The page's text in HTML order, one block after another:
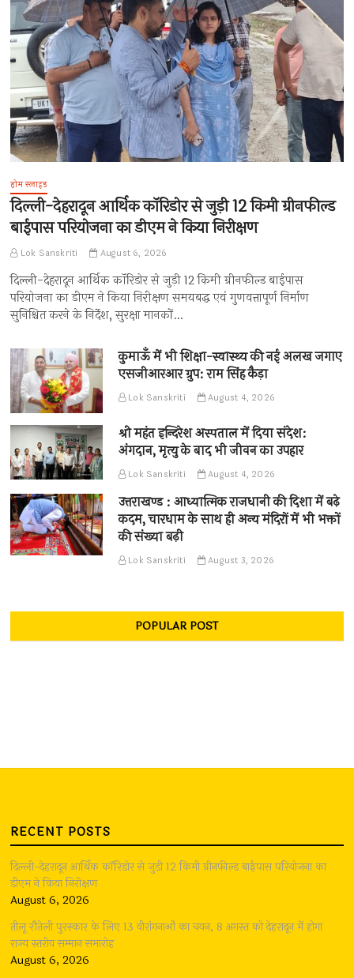
होम स्लाइड
दिल्ली-देहरादून आर्थिक कॉरिडोर से जुड़ी 12 किमी ग्रीनफील्ड
बाईपास परियोजना का डीएम ने किया निरीक्षण
Lok Sanskriti August 6, 2026
दिल्ली-देहरादून आर्थिक कॉरिडोर से जुड़ी 12 किमी ग्रीनफील्ड बाईपास
परियोजना का डीएम ने किया निरीक्षण समयबद्ध एवं गुणवत्तापूर्ण निर्माण
सुनिश्चित करने के निर्देश, सुरक्षा मानकों…
कुमाऊँ में भी शिक्षा-स्वास्थ्य की नई अलख जगाए
एसजीआरआर ग्रुप: राम सिंह कैड़ा
Lok Sanskriti August 4, 2026
श्री महंत इन्दिरेश अस्पताल में दिया संदेश:
अंगदान, मृत्यु के बाद भी जीवन का उपहार
Lok Sanskriti August 4, 2026
उत्तराखण्ड : आध्यात्मिक राजधानी की दिशा में बढ़े
कदम, चारधाम के साथ ही अन्य मंदिरों में भी भक्तों
की संख्या बढ़ी
Lok Sanskriti August 3, 2026
POPULAR POST
RECENT POSTS
दिल्ली-देहरादून आर्थिक कॉरिडोर से जुड़ी 12 किमी ग्रीनफील्ड बाईपास परियोजना का
डीएम ने किया निरीक्षण
August 6, 2026
तीलू रौतेली पुरस्कार के लिए 13 वीरांगनाओं का चयन, 8 अगस्त को देहरादून में होगा
राज्य स्तरीय सम्मान समारोह
August 6, 2026